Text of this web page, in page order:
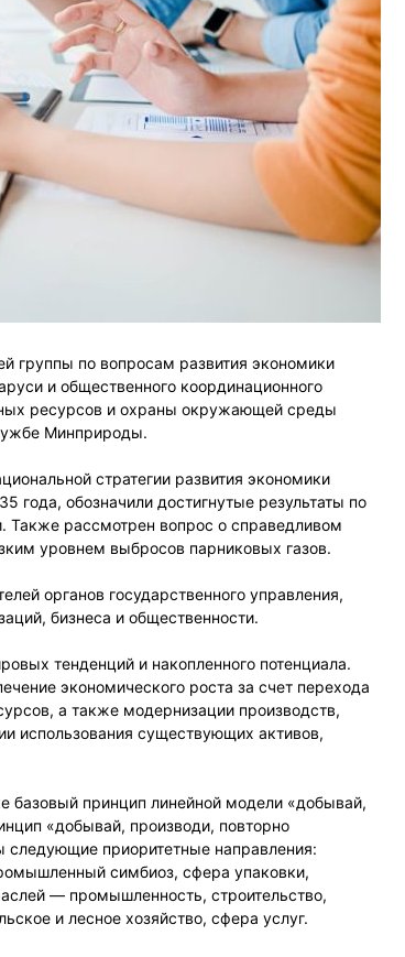
группы по вопросам развития экономики
и общественного координационного
ресурсов и охраны окружающей среды
Минприроды.
стратегии развития экономики
года, обозначили достигнутые результаты по
Также рассмотрен вопрос о справедливом
уровнем выбросов парниковых газов.
органов государственного управления,
бизнеса и общественности.
тенденций и накопленного потенциала.
экономического роста за счет перехода
а также модернизации производств,
использования существующих активов,
базовый принцип линейной модели «добывай,
«добывай, производи, повторно
следующие приоритетные направления:
симбиоз, сфера упаковки,
— промышленность, строительство,
и лесное хозяйство, сфера услуг.